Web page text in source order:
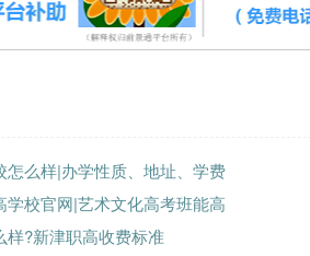
怎么样|办学性质、地址、学费
学校官网|艺术文化高考班能高
样?新津职高收费标准